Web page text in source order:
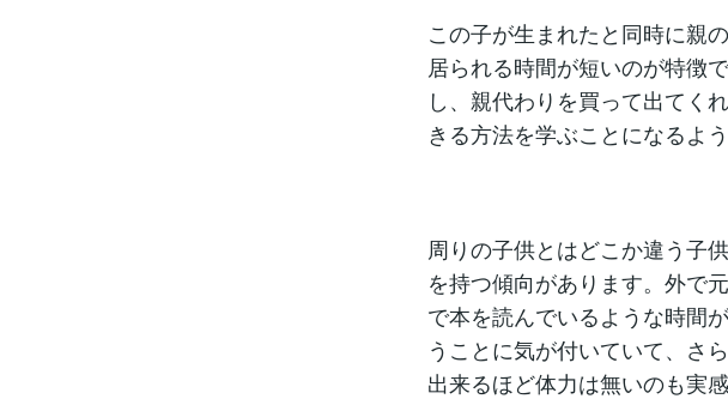
この子が生まれたと同時に親
居られる時間が短いのが特徴
し、親代わりを買って出てく
きる方法を学ぶことになるよう
周りの子供とはどこか違う子
を持つ傾向があります。外で
で本を読んでいるような時間
うことに気が付いていて、さ
出来るほど体力は無いのも実